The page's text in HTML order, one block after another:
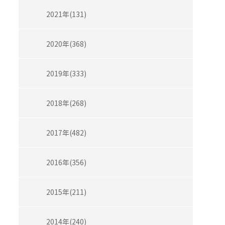
2021年(131)
2020年(368)
2019年(333)
2018年(268)
2017年(482)
2016年(356)
2015年(211)
2014年(240)